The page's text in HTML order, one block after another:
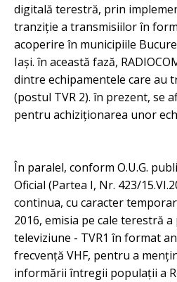
digitală terestră, prin
tranziţie a transmisiilor în
acoperire în municipiile
Iaşi. în această fază,
dintre echipamentele care au
(postul TVR 2). în prezent, se
pentru achiziţionarea unor
În paralel, conform O.U.G.
Oficial (Partea I, Nr. 423/
continua, cu caracter
2016, emisia pe cale terestră
televiziune - TVR1 în format
frecvenţă VHF, pentru a
informării întregii populaţii a